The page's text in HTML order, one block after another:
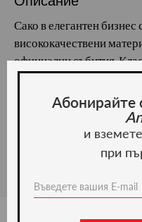
Сако в елегантен бизнес
висококачествени
официални събития.
зима. Състав: 63%
Материал и грижа
Абонирайте
и
при